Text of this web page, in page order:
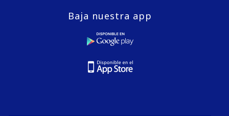
Baja nuestra app